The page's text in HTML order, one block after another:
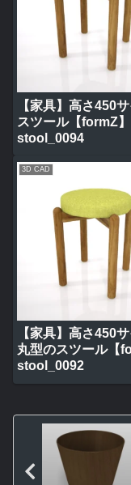
【家具】高さ450
スツール【formZ】
stool_0094
3D CAD
【家具】高さ450
丸型のスツール【
stool_0092